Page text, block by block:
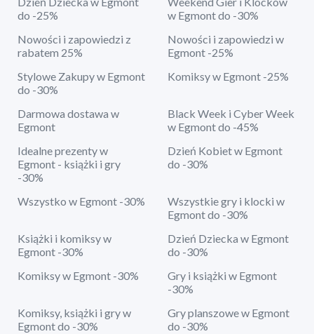
do -25%
w Egmont do -30%
Nowości i zapowiedzi z
rabatem 25%
Nowości i zapowiedzi w
Egmont -25%
Stylowe Zakupy w Egmont
do -30%
Komiksy w Egmont -25%
Darmowa dostawa w
Egmont
Black Week i Cyber Week
w Egmont do -45%
Idealne prezenty w
Egmont - książki i gry
-30%
Dzień Kobiet w Egmont
do -30%
Wszystko w Egmont -30%
Wszystkie gry i klocki w
Egmont do -30%
Książki i komiksy w
Egmont -30%
Dzień Dziecka w Egmont
do -30%
Komiksy w Egmont -30%
Gry i książki w Egmont
-30%
Komiksy, książki i gry w
Egmont do -30%
Gry planszowe w Egmont
do -30%